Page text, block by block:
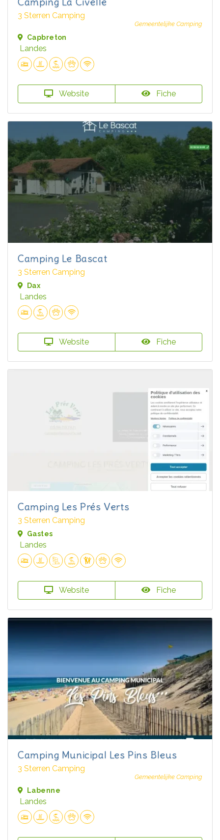
3 Sterren Camping
Gemeentelijke Camping
Capbreton
Landes
Website Fiche
Camping Le Bascat
3 Sterren Camping
Dax
Landes
Website Fiche
Camping Les Prés Verts
3 Sterren Camping
Gastes
Landes
Website Fiche
Camping Municipal Les Pins Bleus
3 Sterren Camping
Gemeentelijke Camping
Labenne
Landes